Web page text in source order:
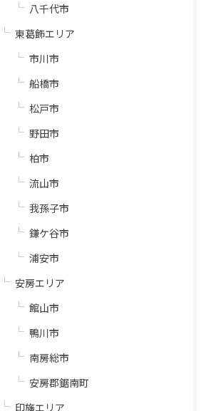
八千代市
東葛飾エリア
市川市
船橋市
松戸市
野田市
柏市
流山市
我孫子市
鎌ケ谷市
浦安市
安房エリア
館山市
鴨川市
南房総市
安房郡鋸南町
印旛エリア